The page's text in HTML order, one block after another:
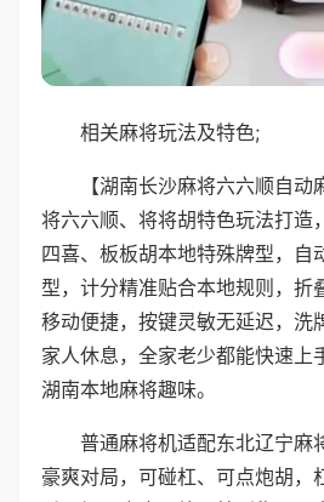
相关麻将玩法及特色;
【湖南长沙麻将六六顺自
将六六顺、将将胡特色玩法打造
四喜、板板胡本地特殊牌型，自
型，计分精准贴合本地规则，折
移动便捷，按键灵敏无延迟，洗
家人休息，全家老少都能快速上
湖南本地麻将趣味。
普通麻将机适配东北辽宁麻
豪爽对局，可碰杠、可点炮胡，